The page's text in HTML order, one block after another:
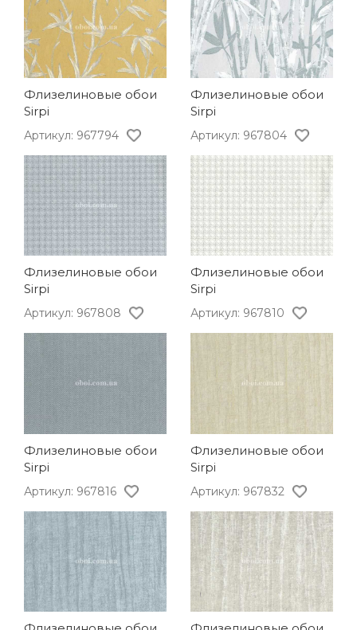
Флизелиновые обои
Sirpi
Артикул: 967794
Флизелиновые обои
Sirpi
Артикул: 967804
Флизелиновые обои
Sirpi
Артикул: 967808
Флизелиновые обои
Sirpi
Артикул: 967810
Флизелиновые обои
Sirpi
Артикул: 967816
Флизелиновые обои
Sirpi
Артикул: 967832